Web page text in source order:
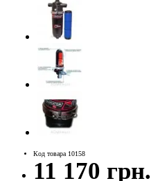
Код товара 10158
11 170 грн.